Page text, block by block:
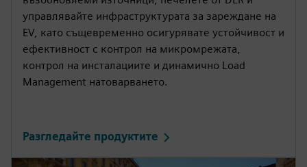
управлявайте инфраструктурата за зареждане на
EV, като същевременно осигурявате устойчивост и
ефективност с контрол на микромрежата,
контрол на инсталациите и динамично Load
Management натоварването.
Разгледайте продуктите